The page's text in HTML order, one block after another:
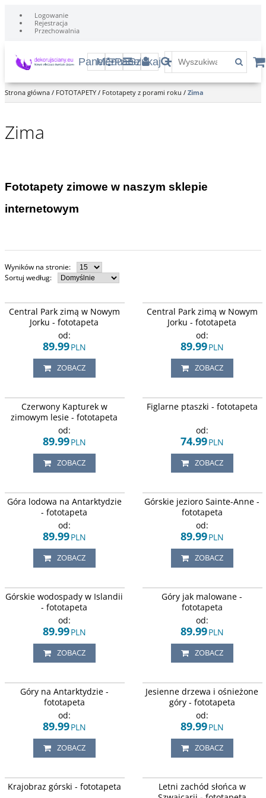
Logowanie
Rejestracja
Przechowalnia
PanelMenuPanelSzukaj
Strona główna / FOTOTAPETY / Fototapety z porami roku / Zima
Zima
Fototapety zimowe w naszym sklepie
internetowym
Wyników na stronie:
Sortuj według:
Zimowa sceneria przedstawiająca
aleje w Central Parku pokrytą
śniegiem, USA.
Central Park zimą w Nowym
Jorku - fototapeta
od:
89.99PLN
ZOBACZ
Staw w Central Parku w mglisty,
zimowy poranek, na tle wysokich
wieżowców Nowego Jorku.
Central Park zimą w Nowym
Jorku - fototapeta
od:
89.99PLN
ZOBACZ
Zimowa sceneria prezentuje
Czerwonego kapturka i wilka
idących przez ośnieżony las.
Czerwony Kapturek w
zimowym lesie - fototapeta
od:
89.99PLN
ZOBACZ
Zabawa ptaszków w porze zimowej.
Figlarne ptaszki - fototapeta
od:
74.99PLN
ZOBACZ
Zimowa sceneria z widokiem na
góry lodowe Islandii pokryte
Góra lodowa na Antarktydzie
- fototapeta
od:
89.99PLN
ZOBACZ
Jezioro u stóp gór francuskich.
Górskie jezioro Sainte-Anne -
fototapeta
od:
89.99PLN
ZOBACZ
Zimowe, górskie wodospady o
zachodzi słońca w Islandii.
Górskie wodospady w Islandii
- fototapeta
od:
89.99PLN
ZOBACZ
Malowane farbą, ośnieżone góry
sięgające nieba.
Góry jak malowane -
fototapeta
od:
89.99PLN
ZOBACZ
Arktyczne lodowce i góry pokryte
śniegiem odbite w krystalicznej
Góry na Antarktydzie -
fototapeta
od:
89.99PLN
ZOBACZ
Jesienne drzewa u stóp śnieżnych
gór.
Jesienne drzewa i ośnieżone
góry - fototapeta
od:
89.99PLN
ZOBACZ
Krajobraz pięknych zimowych gór
pokrytych śniegiem.
Krajobraz górski - fototapeta
Ośnieżone góry odbite w tafli
jeziora i niebo zabarwione na
różowo.
Letni zachód słońca w